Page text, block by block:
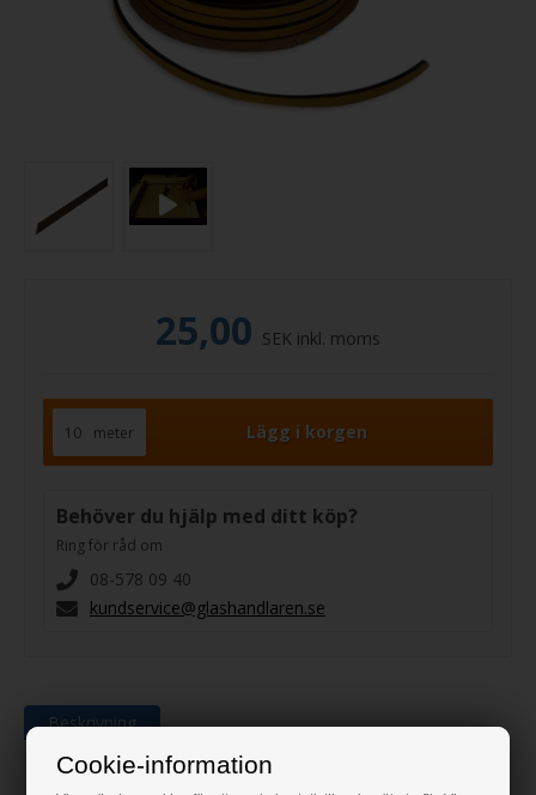
Cookie-information
25,00 SEK inkl. moms
meter
Behöver du hjälp med ditt köp?
Ring för råd om
08-578 09 40
kundservice@glashandlaren.se
Beskrivning
Glasband 4 x 10mm svart. Pris per